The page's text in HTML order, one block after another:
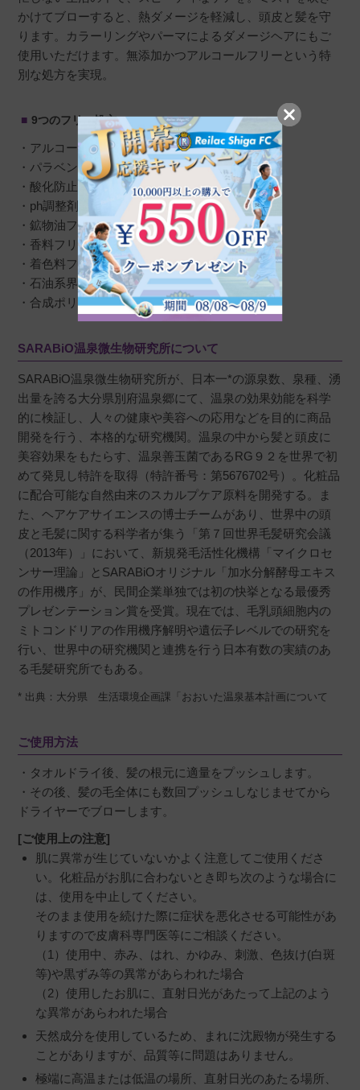
かけてブローすると、熱ダメージを軽減し、頭皮と髪を守
ります。カラーリングやパーマによるダメージヘアにもご
使用いただけます。無添加かつアルコールフリーという特
別な処方を実現。
9つのフリー処方
・アルコールフリー
・パラベンフリー
・酸化防止剤フリー
・ph調整剤フリー
・鉱物油フリー
・香料フリー
・着色料フリー
・石油系界面活性剤フリー
・合成ポリマーフリー
SARABiO温泉微生物研究所について
SARABiO温泉微生物研究所が、日本一*の源泉数、泉種、湧
出量を誇る大分県別府温泉郷にて、温泉の効果効能を科学
的に検証し、人々の健康や美容への応用などを目的に商品
開発を行う、本格的な研究機関。温泉の中から髪と頭皮に
美容効果をもたらす、温泉善玉菌であるRG９２を世界で初
めて発見し特許を取得（特許番号：第5676702号）。化粧品
に配合可能な自然由来のスカルプケア原料を開発する。ま
た、ヘアケアサイエンスの博士チームがあり、世界中の頭
皮と毛髪に関する科学者が集う「第７回世界毛髪研究会議
（2013年）」において、新規発毛活性化機構「マイクロセ
ンサー理論」とSARABiOオリジナル「加水分解酵母エキス
の作用機序」が、民間企業単独では初の快挙となる最優秀
プレゼンテーション賞を受賞。現在では、毛乳頭細胞内の
ミトコンドリアの作用機序解明や遺伝子レベルでの研究を
行い、世界中の研究機関と連携を行う日本有数の実績のあ
る毛髪研究所でもある。
* 出典：大分県 生活環境企画課「おおいた温泉基本計画について
ご使用方法
・タオルドライ後、髪の根元に適量をプッシュします。
・その後、髪の毛全体にも数回プッシュしなじませてから
ドライヤーでブローします。
[ご使用上の注意]
肌に異常が生じていないかよく注意してご使用くださ
い。化粧品がお肌に合わないとき即ち次のような場合に
は、使用を中止してください。
そのまま使用を続けた際に症状を悪化させる可能性があ
りますので皮膚科専門医等にご相談ください。
（1）使用中、赤み、はれ、かゆみ、刺激、色抜け(白斑
等)や黒ずみ等の異常があらわれた場合
（2）使用したお肌に、直射日光があたって上記のよう
な異常があらわれた場合
天然成分を使用しているため、まれに沈殿物が発生する
ことがありますが、品質等に問題はありません。
極端に高温または低温の場所、直射日光のあたる場所、